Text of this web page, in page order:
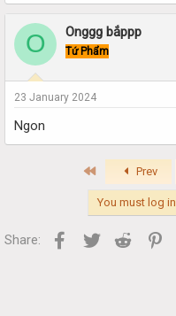
O Onggg bắppp
Tứ Phẩm
23 January 2024
Ngon
First Prev
You must log
Share: Facebook
Twitter Reddit